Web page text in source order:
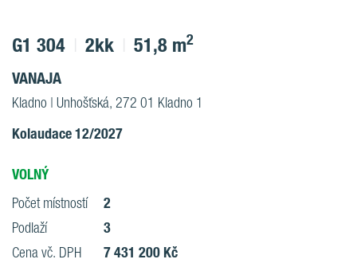
G1 304 2kk 51,8 m2
VANAJA
Kladno | Unhošťská, 272 01 Kladno 1
Kolaudace 12/2027
VOLNÝ
Počet místností 2
Podlaží 3
Cena vč. DPH 7 431 200 Kč